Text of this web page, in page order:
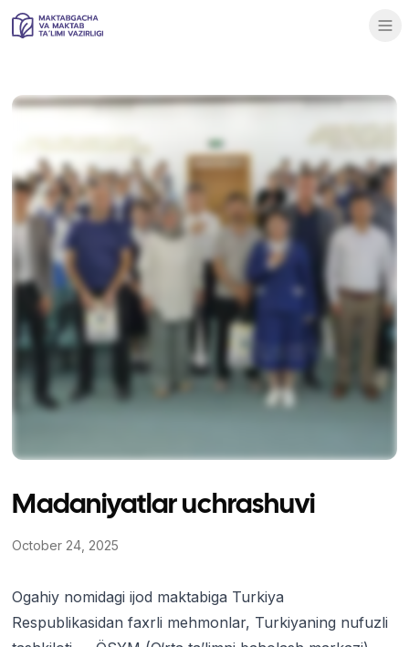
Madaniyatlar uchrashuvi
October 24, 2025
Ogahiy nomidagi ijod maktabiga Turkiya
Respublikasidan faxrli mehmonlar, Turkiyaning nufuzli